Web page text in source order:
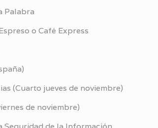
Palabra
o Café Express
(Cuarto jueves de noviembre)
de noviembre)